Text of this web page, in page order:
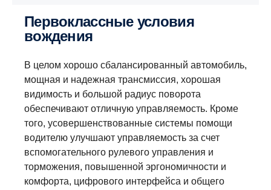
Первоклассные условия
вождения
В целом хорошо сбалансированный автомобиль,
мощная и надежная трансмиссия, хорошая
видимость и большой радиус поворота
обеспечивают отличную управляемость. Кроме
того, усовершенствованные системы помощи
водителю улучшают управляемость за счет
вспомогательного рулевого управления и
торможения, повышенной эргономичности и
комфорта, цифрового интерфейса и общего